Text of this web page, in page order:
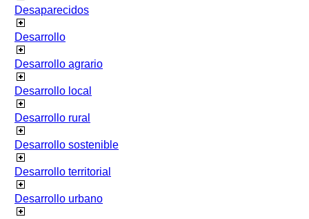
Desaparecidos
Desarrollo
Desarrollo agrario
Desarrollo local
Desarrollo rural
Desarrollo sostenible
Desarrollo territorial
Desarrollo urbano